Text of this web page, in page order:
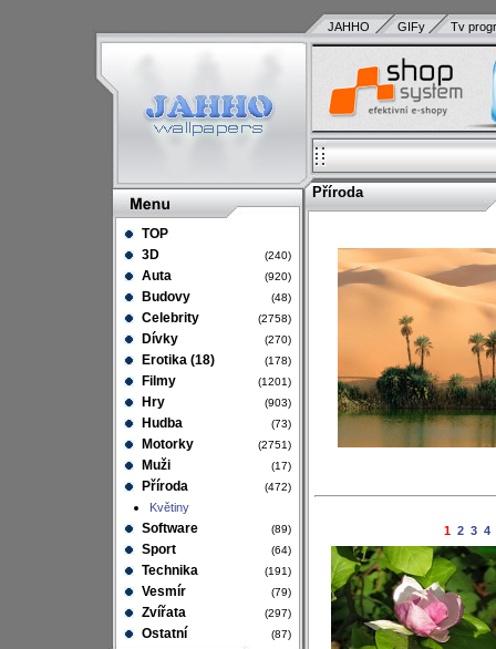
TOP
3D
(240)
Auta (920)
Budovy (48)
Celebrity (2758)
Dívky (270)
Erotika (18) (178)
Filmy (1201)
Hry (903)
Hudba (73)
Motorky (2751)
Muži (17)
Příroda (472)
Květiny
Software (89)
Sport (64)
Technika (191)
Vesmír (79)
Zvířata (297)
Ostatní (87)
JAHHO GIFy Tv
Příroda
1 2 3 4